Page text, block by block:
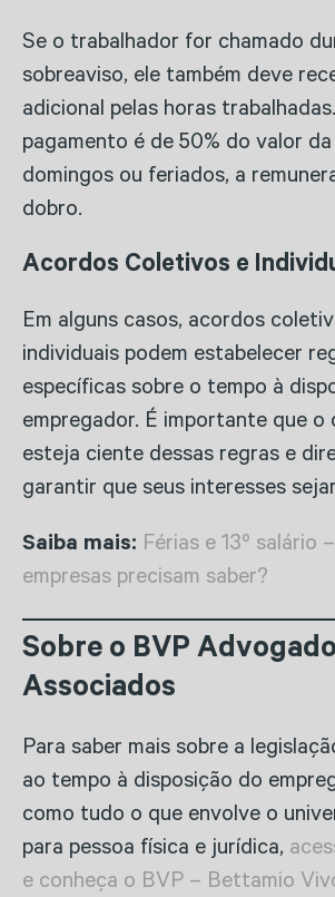
Se o trabalhador for chamado
sobreaviso, ele também deve
adicional pelas horas
pagamento é de 50% do valor
domingos ou feriados, a
dobro.
Acordos Coletivos e
Em alguns casos, acordos
individuais podem estabelecer
específicas sobre o tempo à
empregador. É importante que o
esteja ciente dessas regras e
garantir que seus interesses
Saiba mais: Férias e 13º salário
empresas precisam saber?
Sobre o BVP
Associados
Para saber mais sobre a
ao tempo à disposição do
como tudo o que envolve o
para pessoa física e jurídica,
e conheça o BVP – Bettamio